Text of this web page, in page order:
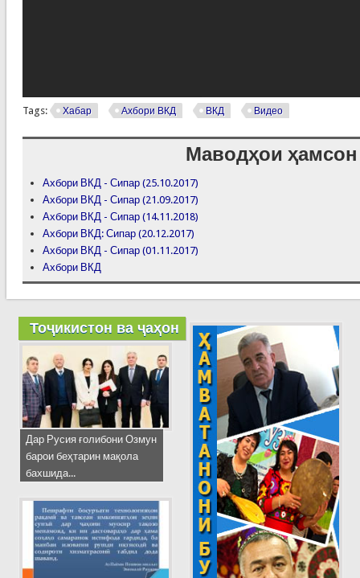
Tags: Хабар Ахбори ВКД ВКД Видео
Маводҳои ҳамсон
Ахбори ВКД - Сипар (25.10.2017)
Ахбори ВКД - Сипар (21.09.2017)
Ахбори ВКД - Сипар (14.11.2018)
Ахбори ВКД: Сипар (20.12.2017)
Ахбори ВКД - Сипар (01.11.2017)
Ахбори ВКД
Тоҷикистон ва ҷаҳон
Дар Русия ғолибони Озмун
барои беҳтарин мақола
бахшида...